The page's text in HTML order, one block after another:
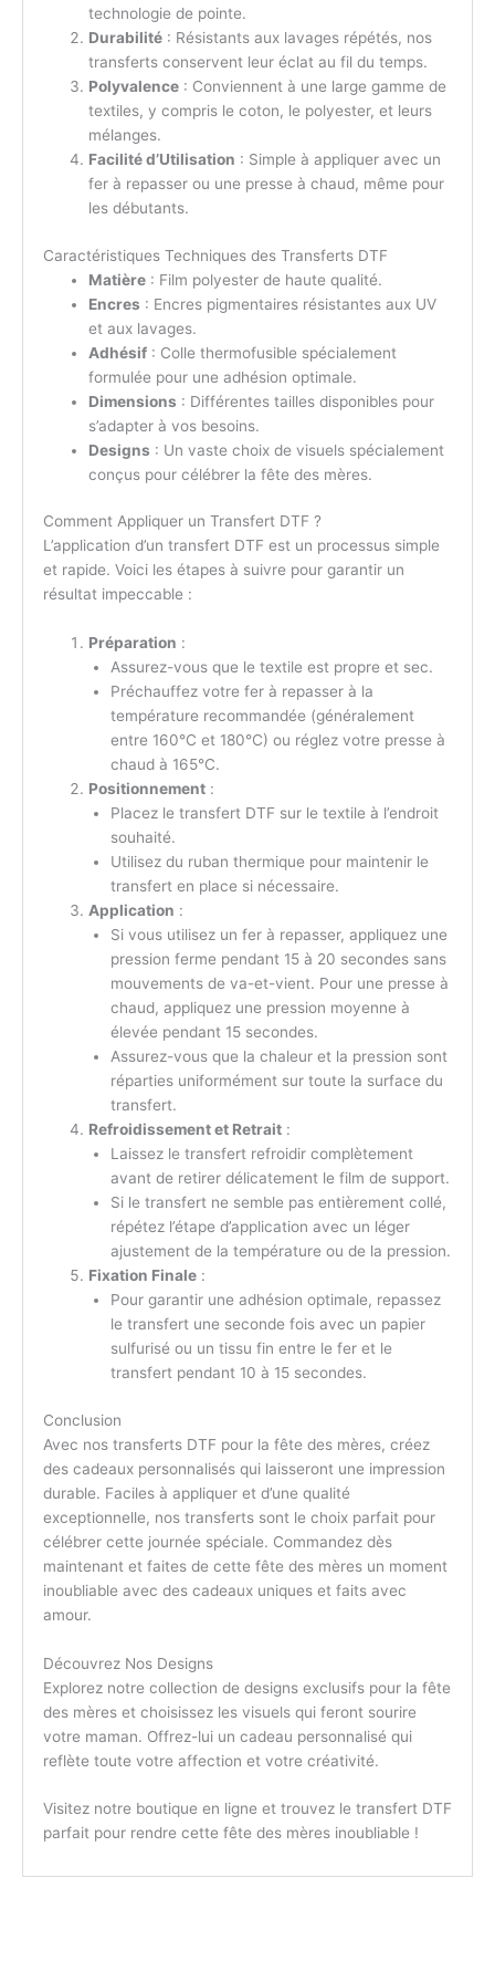
technologie de pointe.
Durabilité: Résistants aux lavages répétés, nos
transferts conservent leur éclat au fil du temps.
Polyvalence: Conviennent à une large gamme de
textiles, y compris le coton, le polyester, et leurs
mélanges.
Facilité d’Utilisation : Simple à appliquer avec un
fer à repasser ou une presse à chaud, même pour
les débutants.
Caractéristiques Techniques des Transferts DTF
Matière: Film polyester de haute qualité.
Encres : Encres pigmentaires résistantes aux UV
et aux lavages.
Adhésif: Colle thermofusible spécialement
formulée pour une adhésion optimale.
Dimensions : Différentes tailles disponibles pour
s’adapter à vos besoins.
Designs : Un vaste choix de visuels spécialement
conçus pour célébrer la fête des mères.
Comment Appliquer un Transfert DTF ?
L’application d’un transfert DTF est un processus simple
et rapide. Voici les étapes à suivre pour garantir un
résultat impeccable :
Préparation :
Assurez-vous que le textile est propre et sec.
Préchauffez votre fer à repasser à la
température recommandée (généralement
entre 160°C et 180°C) ou réglez votre presse à
chaud à 165°C.
Positionnement:
Placez le transfert DTF sur le textile à l’endroit
souhaité.
Utilisez du ruban thermique pour maintenir le
transfert en place si nécessaire.
Application :
Si vous utilisez un fer à repasser, appliquez une
pression ferme pendant 15 à 20 secondes sans
mouvements de va-et-vient. Pour une presse à
chaud, appliquez une pression moyenne à
élevée pendant 15 secondes.
Assurez-vous que la chaleur et la pression sont
réparties uniformément sur toute la surface du
transfert.
Refroidissement et Retrait:
Laissez le transfert refroidir complètement
avant de retirer délicatement le film de support.
Si le transfert ne semble pas entièrement collé,
répétez l’étape d’application avec un léger
ajustement de la température ou de la pression.
Fixation Finale:
Pour garantir une adhésion optimale, repassez
le transfert une seconde fois avec un papier
sulfurisé ou un tissu fin entre le fer et le
transfert pendant 10 à 15 secondes.
Conclusion
Avec nos transferts DTF pour la fête des mères, créez
des cadeaux personnalisés qui laisseront une impression
durable. Faciles à appliquer et d’une qualité
exceptionnelle, nos transferts sont le choix parfait pour
célébrer cette journée spéciale. Commandez dès
maintenant et faites de cette fête des mères un moment
inoubliable avec des cadeaux uniques et faits avec
amour.
Découvrez Nos Designs
Explorez notre collection de designs exclusifs pour la fête
des mères et choisissez les visuels qui feront sourire
votre maman. Offrez-lui un cadeau personnalisé qui
reflète toute votre affection et votre créativité.
Visitez notre boutique en ligne et trouvez le transfert DTF
parfait pour rendre cette fête des mères inoubliable !